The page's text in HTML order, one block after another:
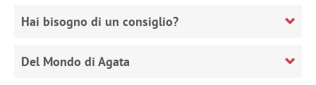
Hai bisogno di un consiglio?
Del Mondo di Agata